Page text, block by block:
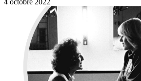
Mentions légales•Politique de confidentialité
© 2026 Suis-Nous. Tous droits réservés.